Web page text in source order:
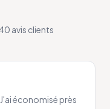
avis clients
économisé près